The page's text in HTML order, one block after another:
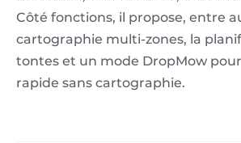
Côté fonctions, il propose, entre
cartographie multi-zones, la
tontes et un mode DropMow
rapide sans cartographie.